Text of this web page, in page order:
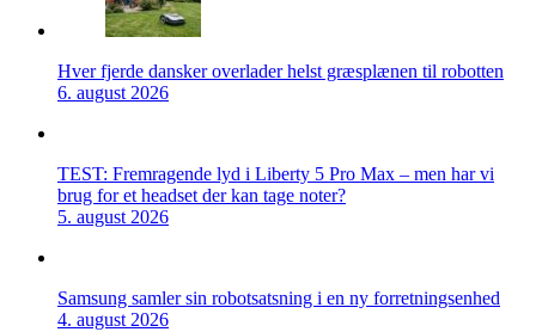
Hver fjerde dansker overlader helst græsplænen til robotten
6. august 2026
TEST: Fremragende lyd i Liberty 5 Pro Max – men har vi
brug for et headset der kan tage noter?
5. august 2026
Samsung samler sin robotsatsning i en ny forretningsenhed
4. august 2026